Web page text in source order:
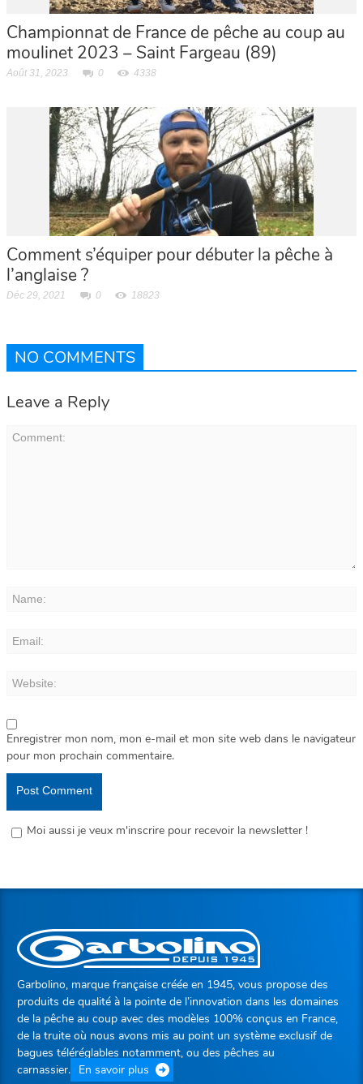
Championnat de France de pêche au coup au
moulinet 2023 – Saint Fargeau (89)
Août 31, 2023 0 4338
Comment s’équiper pour débuter la pêche à
l’anglaise ?
Déc 29, 2021 0 18823
NO COMMENTS
Leave a Reply
Enregistrer mon nom, mon e-mail et mon site web dans le navigateur
pour mon prochain commentaire.
Moi aussi je veux m'inscrire pour recevoir la newsletter !
Garbolino, marque française créée en 1945, vous propose des
produits de qualité à la pointe de l’innovation dans les domaines
de la pêche au coup avec des modèles 100% conçus en France,
de la truite où nous avons mis au point un système exclusif de
bagues téléréglables notamment, ou des pêches au
carnassier. En savoir plus